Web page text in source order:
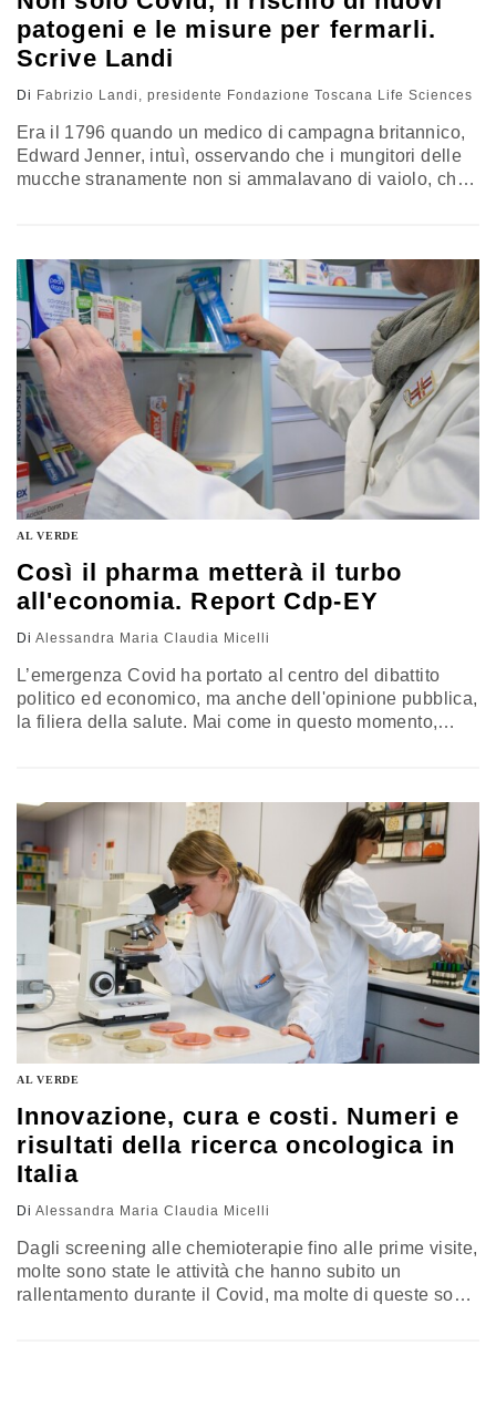
patogeni e le misure per fermarli.
Scrive Landi
Di Fabrizio Landi, presidente Fondazione Toscana Life Sciences
Era il 1796 quando un medico di campagna britannico,
Edward Jenner, intuì, osservando che i mungitori delle
mucche stranamente non si ammalavano di vaiolo, che
indotta da patogeni quasi identici e quindi una mucca
malata…
AL VERDE
Così il pharma metterà il turbo
all'economia. Report Cdp-EY
Di Alessandra Maria Claudia Micelli
L’emergenza Covid ha portato al centro del dibattito
politico ed economico, ma anche dell'opinione pubblica,
la filiera della salute. Mai come in questo momento,
ma anche nell'economia nazionale. OCSE: PIL ITALIA
-10,5% Risalgono…
AL VERDE
Innovazione, cura e costi. Numeri e
risultati della ricerca oncologica in
Italia
Di Alessandra Maria Claudia Micelli
Dagli screening alle chemioterapie fino alle prime visite,
molte sono state le attività che hanno subito un
rallentamento durante il Covid, ma molte di queste sono